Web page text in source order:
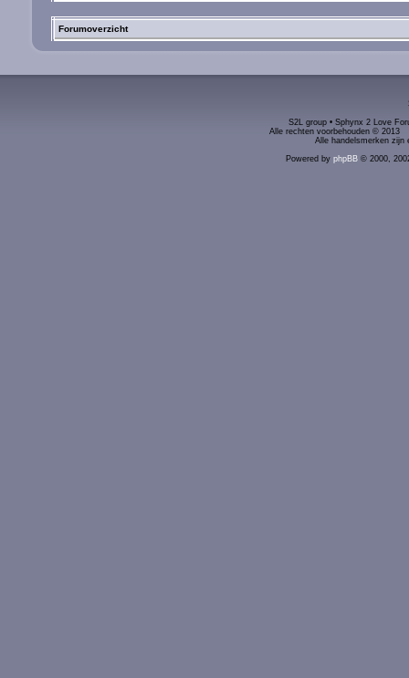
Forumoverzicht
S2L group • Sphynx 2 Love
Alle rechten voorbehouden ©
Alle handelsmerken zijn
Powered by phpBB© 2000,